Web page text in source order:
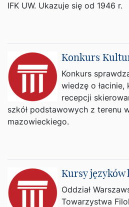
IFK UW. Ukazuje się od 1946 r.
Konkurs
Konkurs
wiedzę o
recepcji
szkół podstawowych z terenu
mazowieckiego.
Kursy języków
Oddział
Towarzystwa